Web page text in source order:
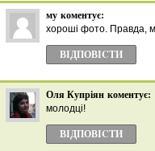
му коментує:
хороші фото. Правда,
ВІДПОВІCТИ
Оля Купріян коментує:
молодці!
ВІДПОВІCТИ